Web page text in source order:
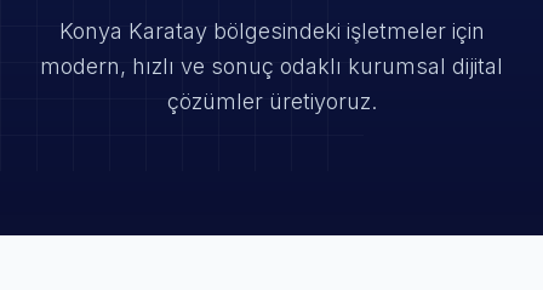
Konya Karatay bölgesindeki işletmeler için
modern, hızlı ve sonuç odaklı kurumsal dijital
çözümler üretiyoruz.